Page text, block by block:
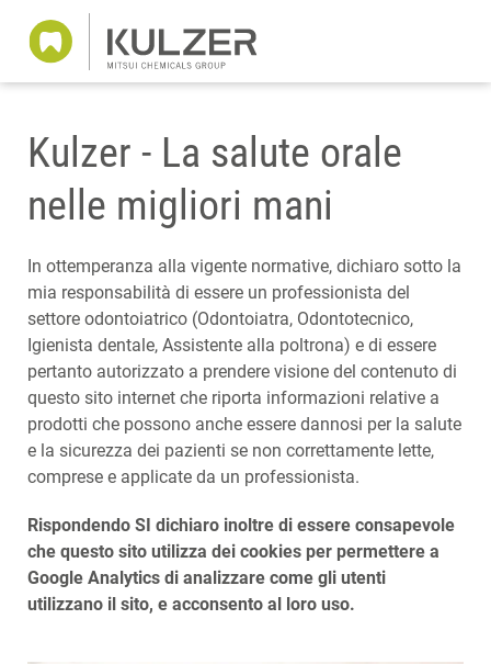
Kulzer - La salute orale
nelle migliori mani
In ottemperanza alla vigente normative, dichiaro sotto la
mia responsabilità di essere un professionista del
settore odontoiatrico (Odontoiatra, Odontotecnico,
Igienista dentale, Assistente alla poltrona) e di essere
pertanto autorizzato a prendere visione del contenuto di
questo sito internet che riporta informazioni relative a
prodotti che possono anche essere dannosi per la salute
e la sicurezza dei pazienti se non correttamente lette,
comprese e applicate da un professionista.
Rispondendo SI dichiaro inoltre di essere consapevole
che questo sito utilizza dei cookies per permettere a
Google Analytics di analizzare come gli utenti
utilizzano il sito, e acconsento al loro uso.